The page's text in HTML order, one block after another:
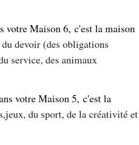
votre Maison​​​​​​​6, c'est la maison
devoir (des obligations
service, des animaux
votre Maison​​​​​​​5, c'est la
du sport, de la créativité et